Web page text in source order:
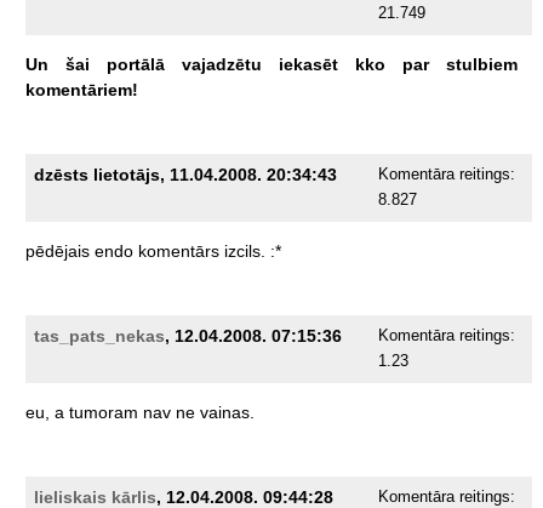
21.749
Un šai portālā vajadzētu iekasēt kko par
stulbiem
komentāriem!
dzēsts lietotājs, 11.04.2008. 20:34:43
Komentāra reitings:
8.827
pēdējais endo komentārs izcils. :*
tas_pats_nekas, 12.04.2008. 07:15:36
Komentāra reitings:
1.23
eu, a tumoram nav ne vainas.
lieliskais kārlis, 12.04.2008. 09:44:28
Komentāra reitings: